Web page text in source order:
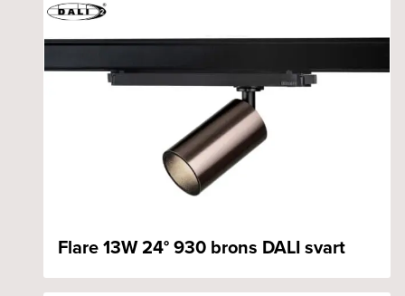
Flare 13W 24° 930 brons DALI svart